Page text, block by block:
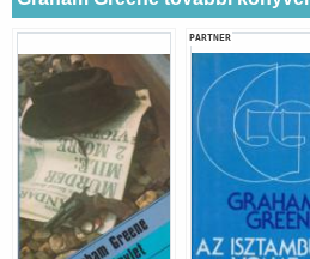
PARTNER